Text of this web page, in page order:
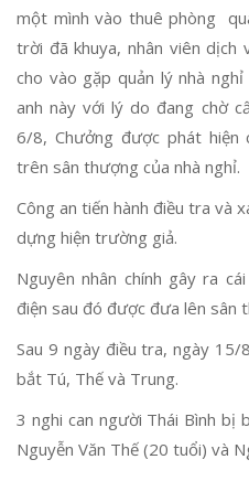
một mình vào thuê phòng
trời đã khuya, nhân viên
cho vào gặp quản lý nhà
anh này với lý do đang chờ
6/8, Chưởng được phát
trên sân thượng của nhà nghỉ.
Công an tiến hành điều tra và
dựng hiện trường giả.
Nguyên nhân chính gây ra
điện sau đó được đưa lên sân
Sau 9 ngày điều tra, ngày 15/
bắt Tú, Thế và Trung.
3 nghi can người Thái Bình bị
Nguyễn Văn Thế (20 tuổi) và